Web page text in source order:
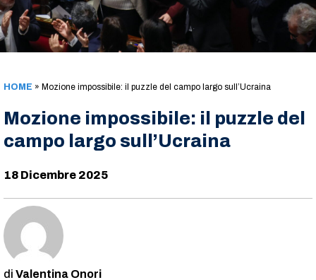
HOME » Mozione impossibile: il puzzle del campo largo sull’Ucraina
Mozione impossibile: il puzzle del
campo largo sull’Ucraina
18 Dicembre 2025
Valentina Onori